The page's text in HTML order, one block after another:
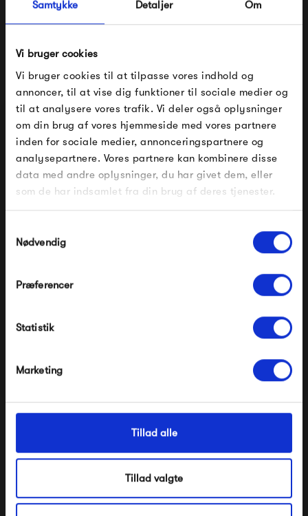
Samtykke Detaljer Om
Vi bruger cookies
Vi bruger cookies til at tilpasse vores indhold og
annoncer, til at vise dig funktioner til sociale medier og
til at analysere vores trafik. Vi deler også oplysninger
om din brug af vores hjemmeside med vores partnere
inden for sociale medier, annonceringspartnere og
analysepartnere. Vores partnere kan kombinere disse
data med andre oplysninger, du har givet dem, eller
som de har indsamlet fra din brug af deres tjenester.
Nødvendig
Præferencer
Statistik
Marketing
Tillad alle
Tillad valgte
Produkter fra samme kategori
Large
Ferm Living Pond Mirror
Ferm Living Ripple Wine
FÅ 10% PÅ DIN NÆSTE ORDRE
Indtast din e-mail, så sender vi rabatkoden til dig på
mail. Minimumsbeløb er 499 kr. for at indløse
rabatten.
Gælder ikke på produkter fra Fermob, File Under
*Ved at tilmelde dig accepterer du at modtage e-